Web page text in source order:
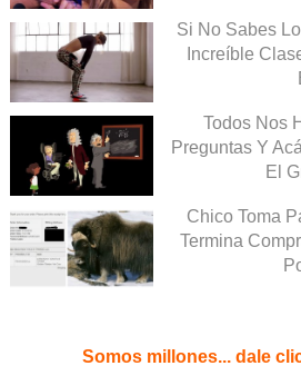
Si No Sabes
Increíble
Todos Nos
Preguntas Y
El
Chico Toma
Termina
Somos millones... dale